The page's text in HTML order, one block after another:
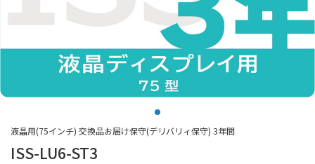
ISS-LU6-ST3
液晶用(75インチ) 交換品お届け保守(デリバリィ保守) 3年間